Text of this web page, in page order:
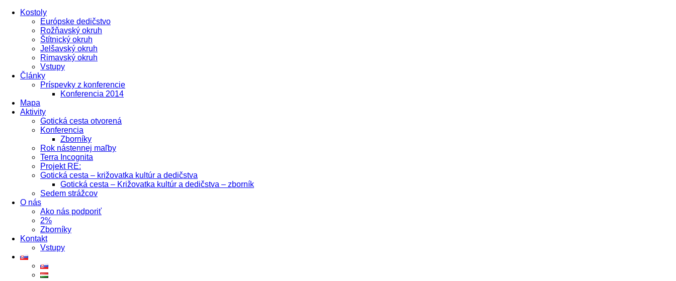
Kostoly
Európske dedičstvo
Rožňavský okruh
Štítnický okruh
Jelšavský okruh
Rimavský okruh
Vstupy
Články
Príspevky z konferencie
Konferencia 2014
Mapa
Aktivity
Gotická cesta otvorená
Konferencia
Zborníky
Rok nástennej maľby
Terra Incognita
Projekt RE:
Gotická cesta – križovatka kultúr a dedičstva
Gotická cesta – Križovatka kultúr a dedičstva – zborník
Sedem strážcov
O nás
Ako nás podporiť
2%
Zborníky
Kontakt
Vstupy